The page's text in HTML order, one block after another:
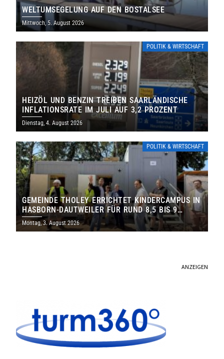
WELTUMSEGELUNG AUF DEN BOSTALSEE
Mittwoch, 5. August 2026
POLITIK & WIRTSCHAFT
HEIZÖL UND BENZIN TREIBEN SAARLÄNDISCHE
INFLATIONSRATE IM JULI AUF 3,2 PROZENT
Dienstag, 4. August 2026
POLITIK & WIRTSCHAFT
GEMEINDE THOLEY ERRICHTET KINDERCAMPUS IN
HASBORN-DAUTWEILER FÜR RUND 8,5 BIS 9
MILLIONEN EURO
Montag, 3. August 2026
ANZEIGEN